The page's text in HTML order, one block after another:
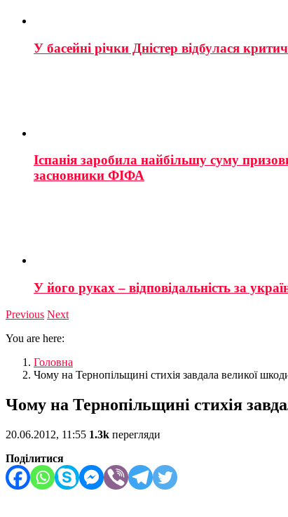
У басейні річки Дністер відбулася
Іспанія заробила найбільшу суму
засновники ФІФА
У його руках – відповідальність за
Previous Next
You are here:
Головна
Чому на Тернопільщині стихія завдала великої
Чому на Тернопільщині стихія
20.06.2012, 11:55 1.3k перегляди
Поділитися